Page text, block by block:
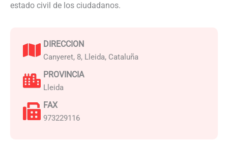
estado civil de los ciudadanos.
DIRECCION
Canyeret, 8, Lleida, Cataluña
PROVINCIA
Lleida
FAX
973229116